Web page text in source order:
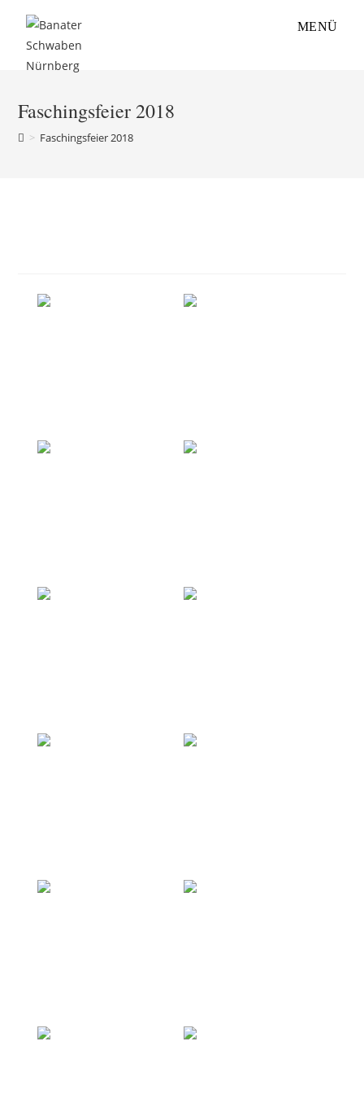
Inhalt
springen
MENÜ
Faschingsfeier 2018
> Faschingsfeier 2018